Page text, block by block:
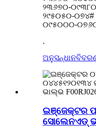
୨୩୬୭୦-
୨୯୫୦୫୦-୦୭୪#
୦୯୫୦୦୦-
.
ଅନୁସନ୍ଧାନ
ଇଞ୍ଜେକ୍ଟର
ସୋଲେନଏଡ୍